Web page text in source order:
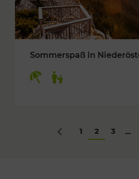
Sommerspaß in
Zurück
1 2 3 ...